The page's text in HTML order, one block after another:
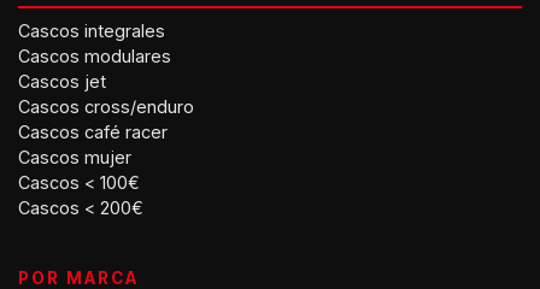
Cascos integrales
Cascos modulares
Cascos jet
Cascos cross/enduro
Cascos café racer
Cascos mujer
Cascos < 100€
Cascos < 200€
POR MARCA